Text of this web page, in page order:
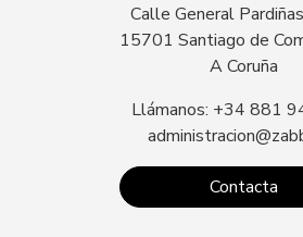
Calle General
15701 Santiago de
A Coruña
Llámanos: +34 881
Contacta